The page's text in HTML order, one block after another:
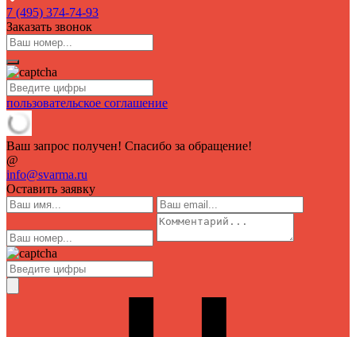
7 (495) 374-74-93
Заказать звонок
пользовательское соглашение
Ваш запрос получен! Спасибо за обращение!
@
info@svarma.ru
Оставить заявку